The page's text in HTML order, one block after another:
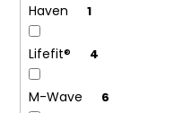
Haven 1
Lifefit® 4
M-Wave 6